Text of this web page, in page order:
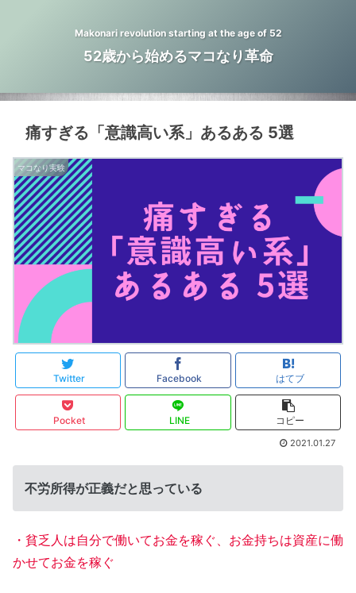
Makonari revolution starting at the age of 52
52歳から始めるマコなり革命
痛すぎる「意識高い系」あるある 5選
マコなり実験
Twitter Facebook はてブ
Pocket LINE コピー
2021.01.27
不労所得が正義だと思っている
・貧乏人は自分で働いてお金を稼ぐ、お金持ちは資産に働
かせてお金を稼ぐ